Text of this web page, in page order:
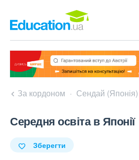
За кордоном Сендай (Японія)
Середня освіта в Японії
Зберегти